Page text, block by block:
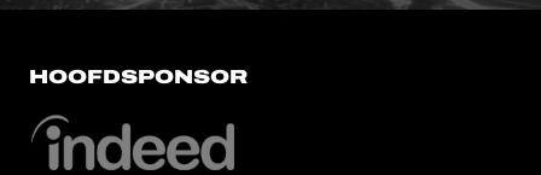
HOOFDSPONSOR